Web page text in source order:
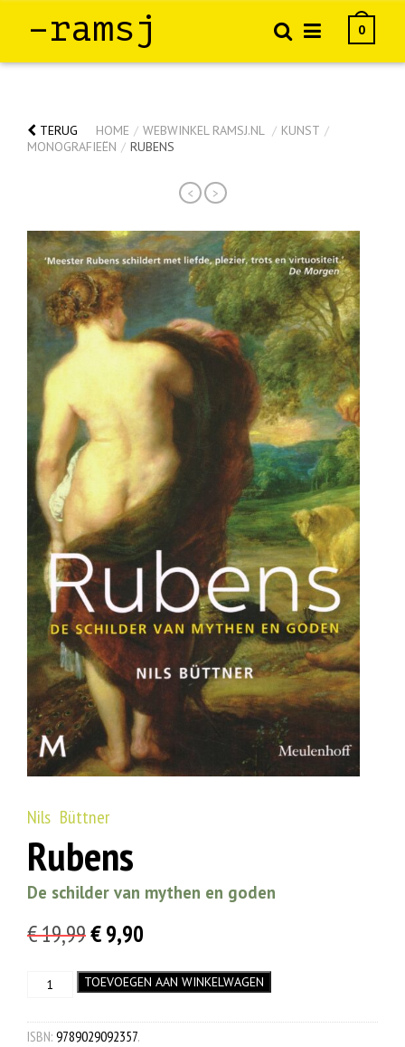
–ramsj 0
TERUG HOME / WEBWINKEL RAMSJ.NL / KUNST /
MONOGRAFIEËN / RUBENS
< >
Nils Büttner
Rubens
De schilder van mythen en goden
€19,99Oorspronkelijke
was:
€ 19,99.
€9,90
is:
€ 9,90.
Rubens
TOEVOEGEN AAN WINKELWAGEN
ISBN: 9789029092357.